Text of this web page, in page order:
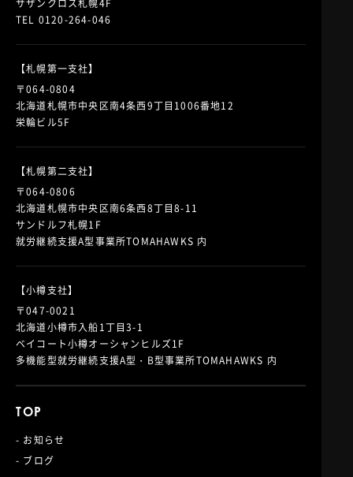
サザンクロス札幌4F
TEL 0120-264-046
【札幌第一支社】
〒064-0804
北海道札幌市中央区南4条西9丁目1006番地12
栄輪ビル5F
【札幌第二支社】
〒064-0806
北海道札幌市中央区南6条西8丁目8-11
サンドルフ札幌1F
就労継続支援A型事業所TOMAHAWKS 内
【小樽支社】
〒047-0021
北海道小樽市入船1丁目3-1
ベイコート小樽オーシャンヒルズ1F
多機能型就労継続支援A型・B型事業所TOMAHAWKS 内
TOP
- お知らせ
- ブログ